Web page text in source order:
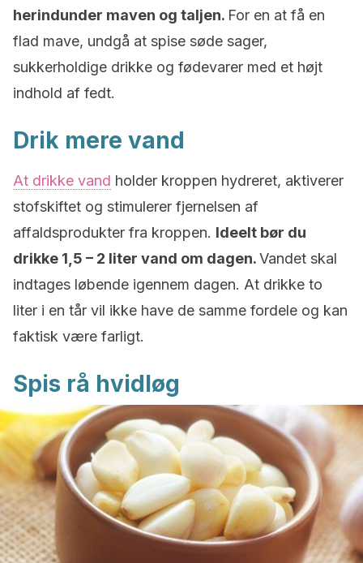
herindunder maven og taljen. For en at få en
flad mave, undgå at spise søde sager,
sukkerholdige drikke og fødevarer med et højt
indhold af fedt.
Drik mere vand
At drikke vand holder kroppen hydreret, aktiverer
stofskiftet og stimulerer fjernelsen af
affaldsprodukter fra kroppen. Ideelt bør du
drikke 1,5 – 2 liter vand om dagen.Vandet skal
indtages løbende igennem dagen. At drikke to
liter i en tår vil ikke have de samme fordele og kan
faktisk være farligt.
Spis rå hvidløg